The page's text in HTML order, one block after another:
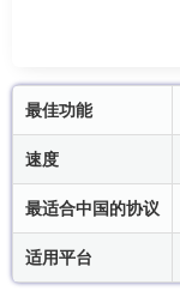
最佳功能
速度
最适合中国的协议
适用平台